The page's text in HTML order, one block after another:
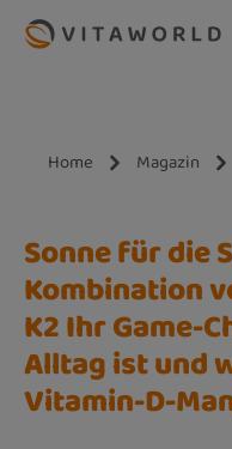
Zum Hauptinhalt springen
Home Magazin
Sonne für die
Kombination
K2 Ihr Game-
Alltag ist und
Vitamin-D-